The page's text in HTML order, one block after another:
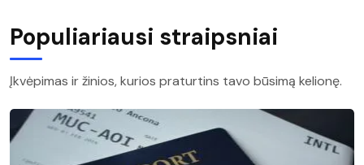
Populiariausi straipsniai
Įkvėpimas ir žinios, kurios praturtins tavo būsimą kelionę.